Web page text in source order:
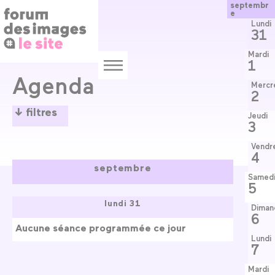
au
contenu
principal
Menu
Agenda
filtres
septembre
lundi 31
Aucune séance programmée ce jour
septembr
e
Lundi
31
Mardi
1
2
Jeudi
3
4
Samedi
5
6
Lundi
7
Mardi